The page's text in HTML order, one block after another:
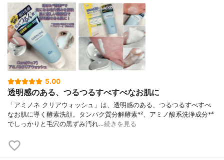
5.00
透明感のある、つるつるすべすべなお肌に
「アミノネ クリアウォッシュ」は、透明感のある、つるつるすべすべ
なお肌に導く酵素洗顔。タンパク質分解酵素*²、アミノ酸系洗浄成分*⁴
でしっかりと毛穴の黒ずみ汚れ…続きを見る